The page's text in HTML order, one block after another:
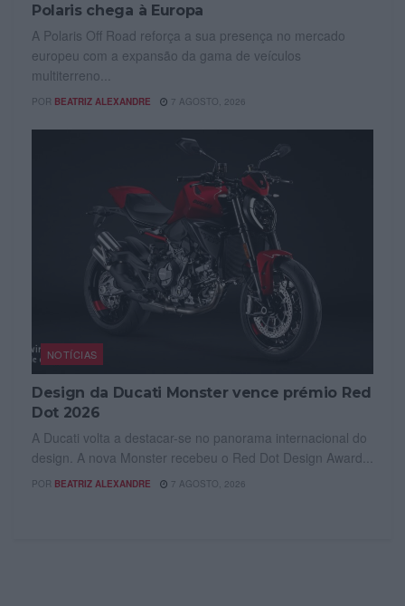
Polaris chega à Europa
A Polaris Off Road reforça a sua presença no mercado
europeu com a expansão da gama de veículos
multiterreno...
POR BEATRIZ ALEXANDRE 7 AGOSTO, 2026
NOTÍCIAS
Design da Ducati Monster vence prémio Red
Dot 2026
A Ducati volta a destacar-se no panorama internacional do
design. A nova Monster recebeu o Red Dot Design Award...
POR BEATRIZ ALEXANDRE 7 AGOSTO, 2026